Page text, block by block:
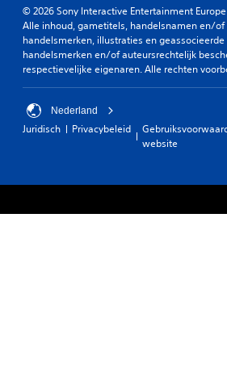
© 2026 Sony Interactive Entertainment Europe
Alle inhoud, gametitels, handelsnamen en/
handelsmerken, illustraties en
handelsmerken en/of auteursrechtelijk
respectievelijke eigenaren. Alle rechten
Nederland
Juridisch Privacybeleid
website